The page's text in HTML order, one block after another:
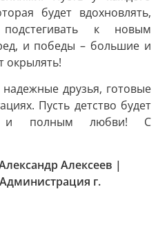
будет вдохновлять,
к новым
и победы – большие и
окрылять!
друзья, готовые
Пусть детство будет
и полным любви! С
Алексеев |
Администрация г.